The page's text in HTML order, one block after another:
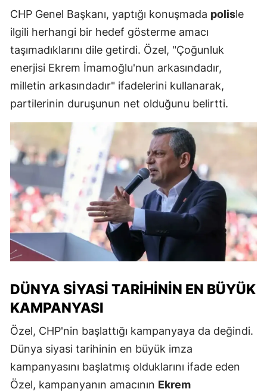
CHP Genel Başkanı, yaptığı konuşmada polisle
ilgili herhangi bir hedef gösterme amacı
taşımadıklarını dile getirdi. Özel, "Çoğunluk
enerjisi Ekrem İmamoğlu'nun arkasındadır,
milletin arkasındadır" ifadelerini kullanarak,
partilerinin duruşunun net olduğunu belirtti.
DÜNYA SIYASI TARIHININ EN BÜYÜK
KAMPANYASI
Özel, CHP'nin başlattığı kampanyaya da değindi.
Dünya siyasi tarihinin en büyük imza
kampanyasını başlatmış olduklarını ifade eden
Özel, kampanyanın amacının Ekrem